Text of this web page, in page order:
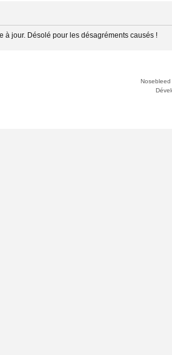
à jour. Désolé pour les désagréments causés !
Nosebleed